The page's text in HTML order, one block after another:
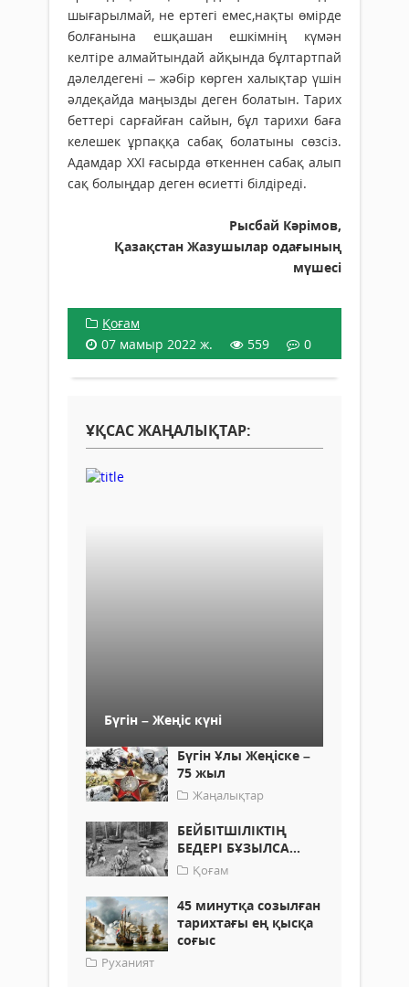
шығарылмай, не ертегі емес,нақты өмірде
болғанына ешқашан ешкімнің күмән
келтіре алмайтындай айқында бұлтартпай
дәлелдегені – жәбір көрген халықтар үшін
әлдеқайда маңызды деген болатын. Тарих
беттері сарғайған сайын, бұл тарихи баға
келешек ұрпаққа сабақ болатыны сөзсіз.
Адамдар ХХІ ғасырда өткеннен сабақ алып
сақ болыңдар деген өсиетті білдіреді.
Рысбай Кәрімов,
Қазақстан Жазушылар одағының
мүшесі
Қоғам
07 мамыр 2022 ж.
559 0
ҰҚСАС ЖАҢАЛЫҚТАР:
Бүгін – Жеңіс күні
Бүгін Ұлы Жеңіске –
75 жыл
Жаңалықтар
БЕЙБІТШІЛІКТІҢ
БЕДЕРІ БҰЗЫЛСА...
Қоғам
45 минутқа созылған
тарихтағы ең қысқа
соғыс
Руханият